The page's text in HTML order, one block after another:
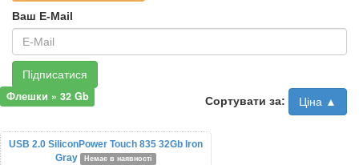
Ваш E-Mail
Підписатися
Сортувати за: Ціна ▲
Флешки » 32 Gb
USB 2.0 SiliconPower Touch 835 32Gb Iron
Gray
Немає в наявності